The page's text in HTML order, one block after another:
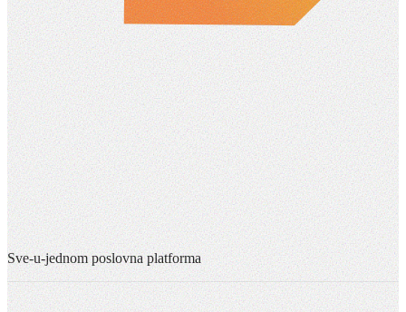
Sve-u-jednom poslovna platforma